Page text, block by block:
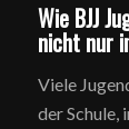
Wie BJJ
nicht nur
Viele
der Schule,